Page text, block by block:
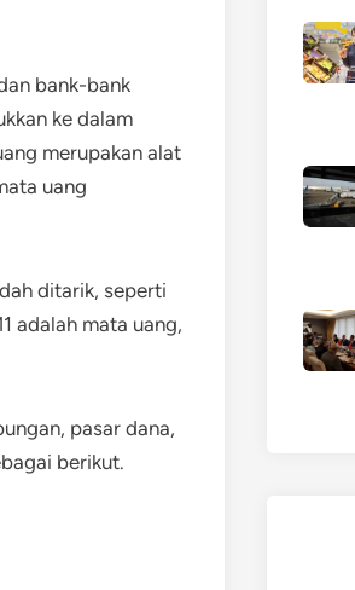
bank-bank
ke dalam
merupakan alat
uang
ditarik, seperti
adalah mata uang,
pasar dana,
berikut.